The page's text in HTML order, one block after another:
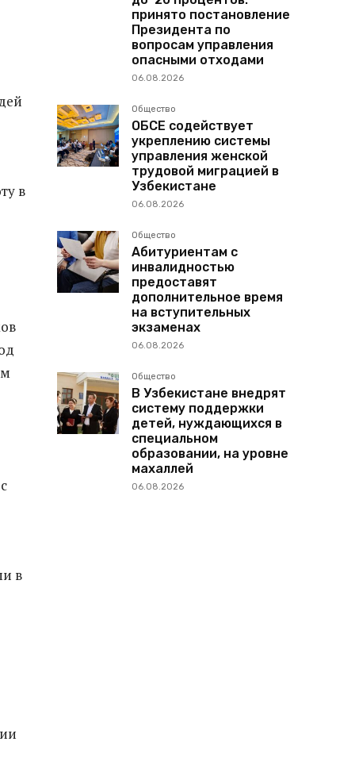
в
в
принято постановление
Президента по
вопросам управления
опасными отходами
06.08.2026
Общество
ОБСЕ содействует
укреплению системы
управления женской
трудовой миграцией в
Узбекистане
06.08.2026
Общество
Абитуриентам с
инвалидностью
предоставят
дополнительное время
на вступительных
экзаменах
06.08.2026
Общество
В Узбекистане внедрят
систему поддержки
детей, нуждающихся в
специальном
образовании, на уровне
махаллей
06.08.2026